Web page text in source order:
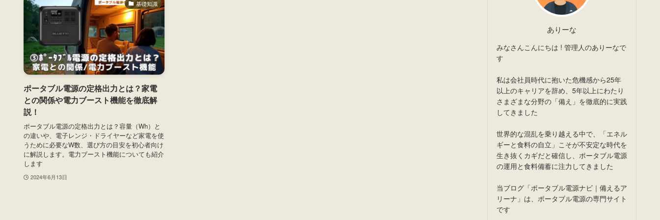
基礎知識
ポータブル電源の定格出力とは？家電
との関係や電力ブースト機能を徹底解
説！
ポータブル電源の定格出力とは？容量（Wh）と
の違いや、電子レンジ・ドライヤーなど家電を使
うために必要なW数、選び方の目安を初心者向け
に解説します。電力ブースト機能についても紹介
します
2024年6月13日
ありーな
みなさんこんにちは ! 管理人のありーなで
す
私は会社員時代に抱いた危機感から25年
以上のキャリアを辞め、5年以上にわたり
さまざまな分野の「備え」を徹底的に実践
してきました
世界的な混乱を乗り越える中で、「エネル
ギーと食料の自立」こそが不安定な時代を
生き抜くカギだと確信し、ポータブル電源
の運用と食料備蓄に注力してきました
当ブログ「ポータブル電源ナビ｜備えるア
リーナ」は、ポータブル電源の専門サイト
です